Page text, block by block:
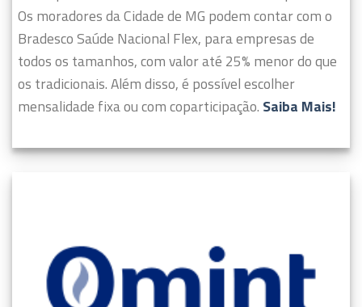
Os moradores da Cidade de MG podem contar com o
Bradesco Saúde Nacional Flex, para empresas de
todos os tamanhos, com valor até 25% menor do que
os tradicionais. Além disso, é possível escolher
mensalidade fixa ou com coparticipação. Saiba Mais!